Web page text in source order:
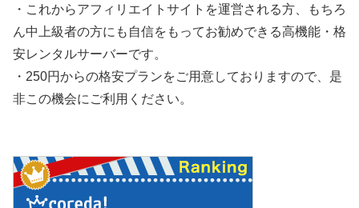
・これからアフィリエイトサイトを運営される方、もちろ
ん中上級者の方にも自信をもってお勧めできる高機能・格
安レンタルサーバーです。
・250円からの格安プランをご用意しておりますので、是
非この機会にご利用ください。